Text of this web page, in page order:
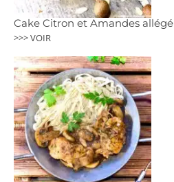
Cake Citron et Amandes allégé
>>> VOIR